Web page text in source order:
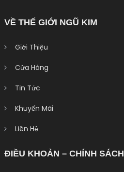
VỀ THẾ GIỚI NGŨ KIM
Giới Thiệu
Cửa Hàng
Tin Tức
Khuyến Mãi
Liên Hệ
ĐIỀU KHOẢN – CHÍNH SÁCH